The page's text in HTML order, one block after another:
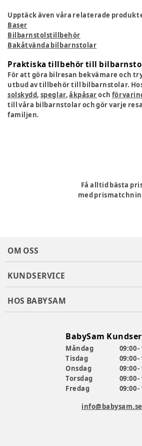
Upptäck även våra relaterade
Baser
Bilbarnstolstillbehör
Bakåtvända bilbarnstolar
Praktiska tillbehör till
För att göra bilresan bekvämare och
utbud av tillbehör till bilbarnstolar.
solskydd, speglar,åkpåsaroch
till våra bilbarnstolar och gör varje
familjen.
Få alltid bästa
med
OM OSS
KUNDSERVICE
HOS BABYSAM
BabySam
Måndag
09:00 -
Tisdag
09:00 -
Onsdag
09:00 -
Torsdag
09:00 -
Fredag
09:00 -
info@babysam.se